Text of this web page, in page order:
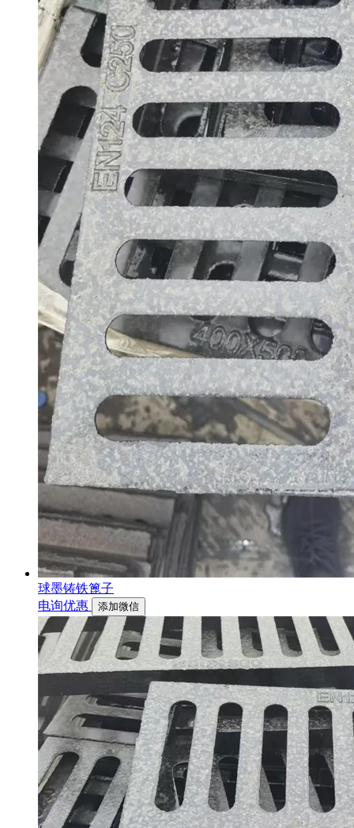
球墨铸铁篦子
电询优惠
添加微信